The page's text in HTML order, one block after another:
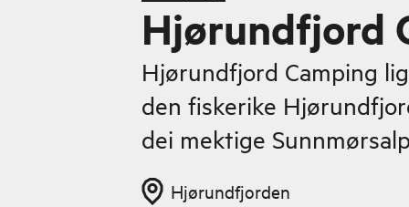
Hjørundfjord
Hjørundfjord Camping
den fiskerike
dei mektige
Hjørundfjorden